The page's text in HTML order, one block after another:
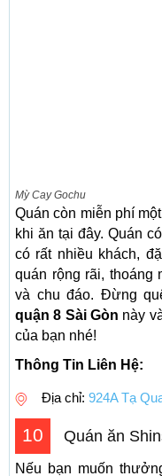
Mỳ Cay Gochu
Quán còn miễn phí
khi ăn tại đây. Quán
có rất nhiều khách,
quán rộng rãi, thoáng
và chu đáo. Đừng
quận 8 Sài Gòn này
của bạn nhé!
Thông Tin Liên Hệ:
Địa chỉ: 924A Tạ
10 Quán ăn
Nếu bạn muốn